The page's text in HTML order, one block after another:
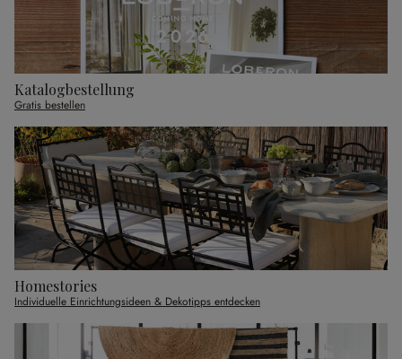
Katalogbestellung
Gratis bestellen
Homestories
Individuelle Einrichtungsideen & Dekotipps entdecken